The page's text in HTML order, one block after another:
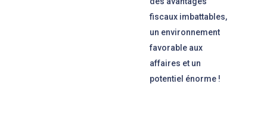
fiscaux imbattables,
un environnement
favorable aux
affaires et un
potentiel énorme !